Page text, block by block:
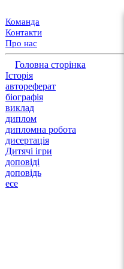
Команда
Контакти
Про нас
Головна сторінка
Історія
автореферат
біографія
виклад
диплом
дипломна робота
дисертація
Дитячі ігри
доповіді
доповідь
есе